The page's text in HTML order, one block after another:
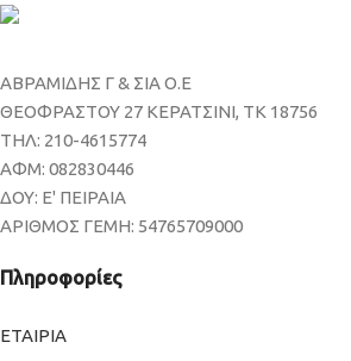
ΑΒΡΑΜΙΔΗΣ Γ & ΣΙΑ Ο.Ε
ΘΕΟΦΡΑΣΤΟΥ 27 ΚΕΡΑΤΣΙΝΙ, ΤΚ 18756
ΤΗΛ: 210-4615774
ΑΦΜ: 082830446
ΔΟΥ: Ε' ΠΕΙΡΑΙΑ
ΑΡΙΘΜΟΣ ΓΕΜΗ: 54765709000
Πληροφορίες
ΕΤΑΙΡΙΑ